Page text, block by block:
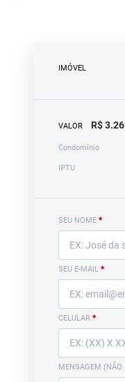
IMÓVEL
VALOR R$
Condomínio
IPTU
SEU NOME *
SEU E-MAIL *
CELULAR *
MENSAGEM (NÃO